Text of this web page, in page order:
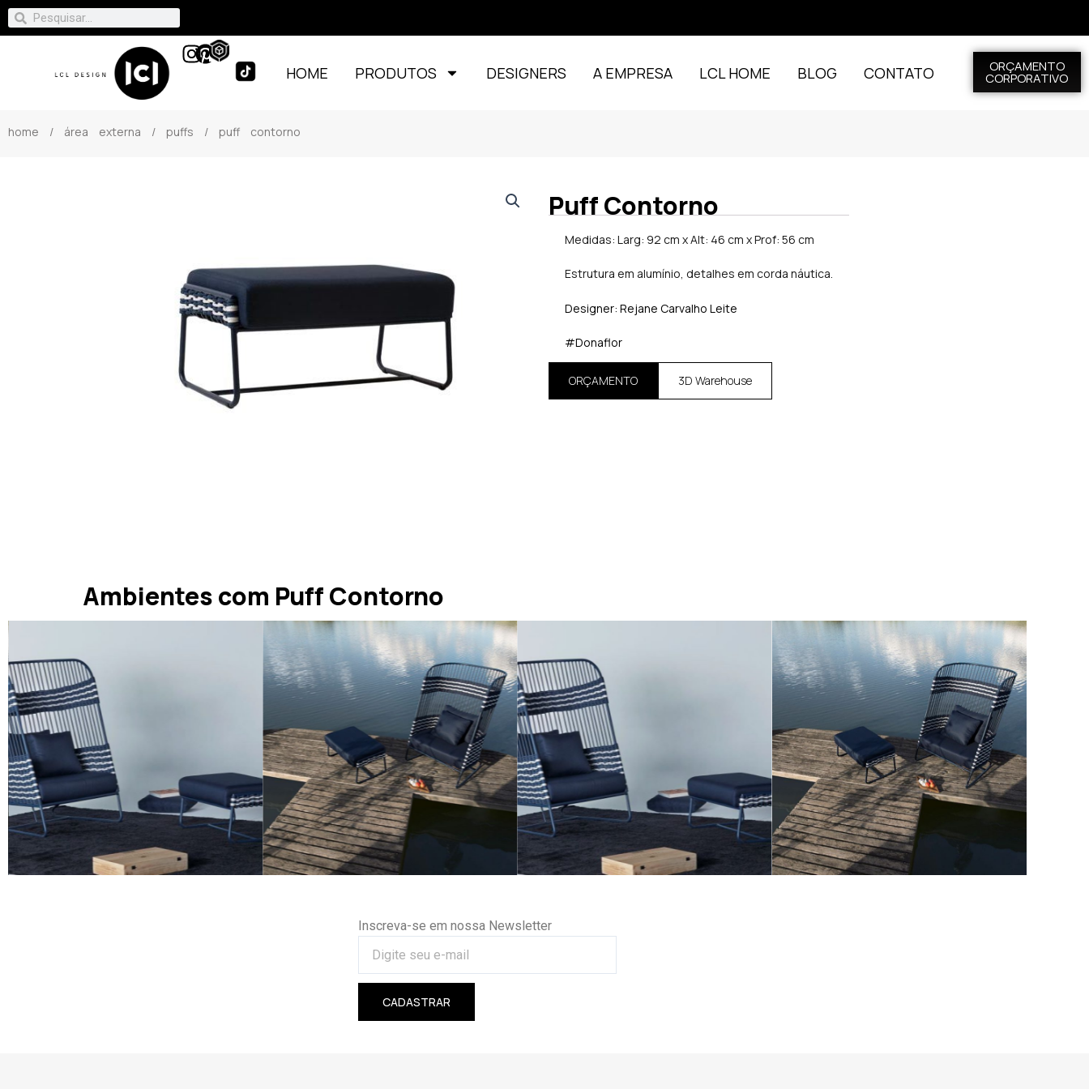
HOME PRODUTOS DESIGNERS A EMPRESA LCL HOME BLOG CONTATO ORÇAMENTO
CORPORATIVO
home / área externa / puffs / puff contorno
Puff Contorno
Medidas: Larg: 92 cm x Alt: 46 cm x Prof: 56 cm
Estrutura em alumínio, detalhes em corda náutica.
Designer: Rejane Carvalho Leite
#Donaflor
ORÇAMENTO 3D Warehouse
Ambientes com Puff Contorno
Inscreva-se em nossa Newsletter
CADASTRAR